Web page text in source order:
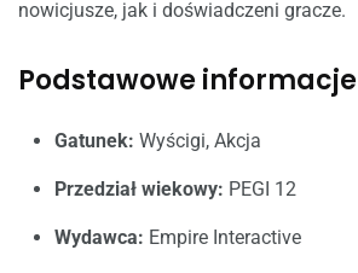
nowicjusze, jak i doświadczeni gracze.
Podstawowe informacje
Gatunek: Wyścigi, Akcja
Przedział wiekowy: PEGI 12
Wydawca: Empire Interactive